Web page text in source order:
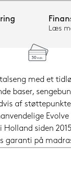
Læs
med et
baser,
af
siden
garanti på